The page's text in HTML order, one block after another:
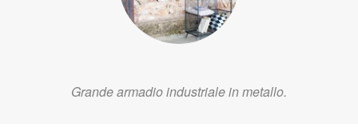
Grande armadio industriale in metallo.